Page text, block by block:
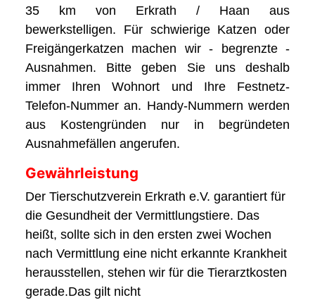
35 km von Erkrath / Haan aus
bewerkstelligen. Für schwierige Katzen oder
Freigängerkatzen machen wir - begrenzte -
Ausnahmen. Bitte geben Sie uns deshalb
immer Ihren Wohnort und Ihre Festnetz-
Telefon-Nummer an. Handy-Nummern werden
aus Kostengründen nur in begründeten
Ausnahmefällen angerufen.
Gewährleistung
Der Tierschutzverein Erkrath e.V. garantiert für
die Gesundheit der Vermittlungstiere. Das
heißt, sollte sich in den ersten zwei Wochen
nach Vermittlung eine nicht erkannte Krankheit
herausstellen, stehen wir für die Tierarztkosten
gerade.Das gilt nicht